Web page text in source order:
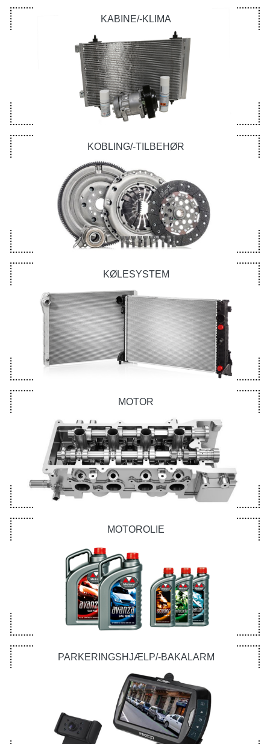
KABINE/-KLIMA
KOBLING/-TILBEHØR
KØLESYSTEM
MOTOR
MOTOROLIE
PARKERINGSHJÆLP/-BAKALARM